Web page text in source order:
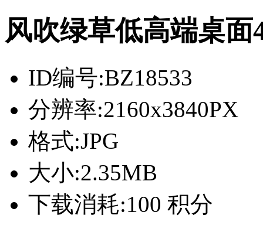
风吹绿草低高端桌
ID编号:BZ18533
分辨率:2160x3840PX
格式:JPG
大小:2.35MB
下载消耗:100 积分